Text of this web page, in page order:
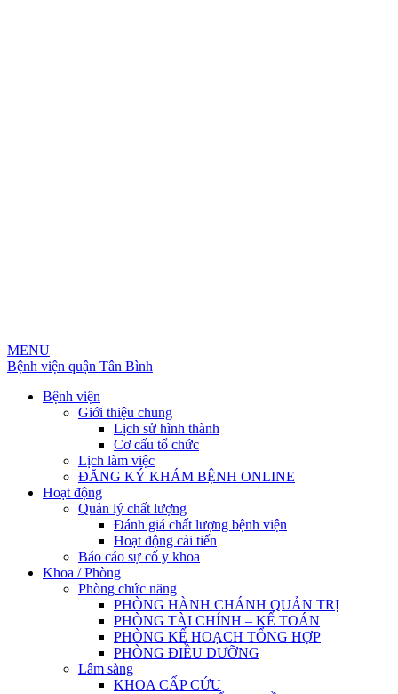
MENU
Bệnh viện quận Tân Bình
Bệnh viện
Giới thiệu chung
Lịch sử hình thành
Cơ cấu tổ chức
Lịch làm việc
ĐĂNG KÝ KHÁM BỆNH ONLINE
Hoạt động
Quản lý chất lượng
Đánh giá chất lượng bệnh viện
Hoạt động cải tiến
Báo cáo sự cố y khoa
Khoa / Phòng
Phòng chức năng
PHÒNG HÀNH CHÁNH QUẢN TRỊ
PHÒNG TÀI CHÍNH – KẾ TOÁN
PHÒNG KẾ HOẠCH TỔNG HỢP
PHÒNG ĐIỀU DƯỠNG
Lâm sàng
KHOA CẤP CỨU